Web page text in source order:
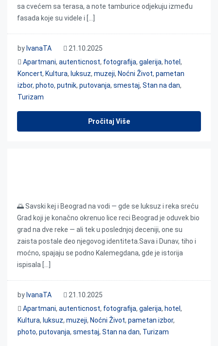
sa cvećem sa terasa, a note tamburice odjekuju između
fasada koje su videle i […]
by IvanaTA
21.10.2025
Apartmani, autenticnost, fotografija, galerija, hotel ,
Koncert, Kultura, luksuz, muzeji, Noćni Život, pametan
izbor, photo, putnik, putovanja, smestaj, Stan na dan,
Turizam
Pročitaj Više
🌅 Savski kej i Beograd na vodi — gde se luksuz i reka sreću
Grad koji je konačno okrenuo lice reci Beograd je oduvek bio
grad na dve reke — ali tek u poslednjoj deceniji, one su
zaista postale deo njegovog identiteta.Sava i Dunav, tiho i
moćno, spajaju se podno Kalemegdana, gde je istorija
ispisala […]
by IvanaTA
21.10.2025
Apartmani, autenticnost, fotografija, galerija, hotel ,
Kultura, luksuz, muzeji, Noćni Život, pametan izbor,
photo, putovanja, smestaj, Stan na dan, Turizam